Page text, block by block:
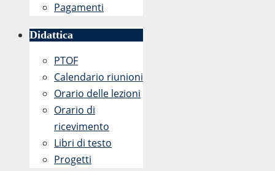
Pagamenti
Didattica
PTOF
Calendario riunioni
Orario delle lezioni
Orario di
ricevimento
Libri di testo
Progetti